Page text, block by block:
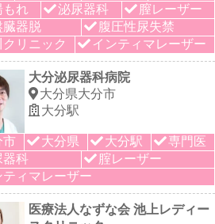
もれ
泌尿器科
膣レーザー
臓器脱
腹圧性尿失禁
クリニック
インティマレーザー
大分泌尿器科病院
大分県大分市
大分駅
市 大分県 大分駅
専門医
器科
腟レーザー
ティマレーザー
医療法人なずな会 池上レディー